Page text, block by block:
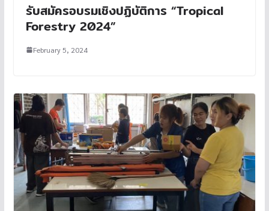
รับสมัครอบรมเชิงปฏิบัติการ “Tropical
Forestry 2024”
February 5, 2024